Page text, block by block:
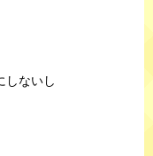
しないし